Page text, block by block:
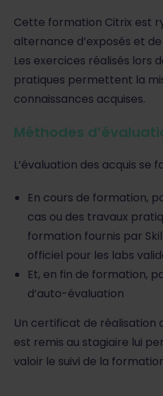
Cette formation Citrix est
alternance d’exposés et
Les exercices réalisés lors
pratiques permettent la
connaissances acquises.
Méthodes
L’évaluation des acquis se
En cours de formation,
cas ou des travaux
formation fournis par
officiel pour les labs
Et, en fin de formation,
d’auto-évaluation
Un certificat de réalisation
est remis au stagiaire lui
valoir le suivi de la